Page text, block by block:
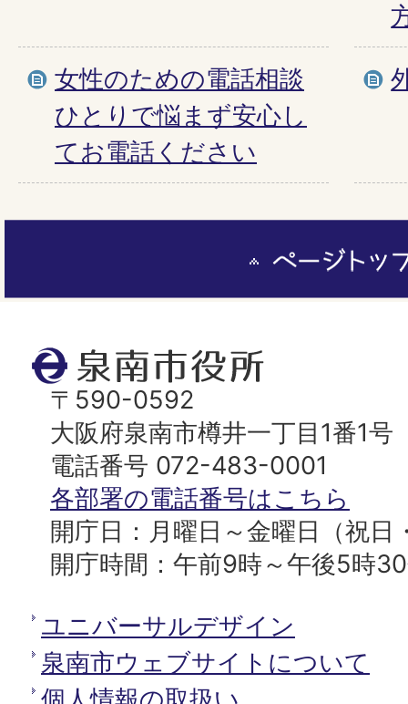
女性のための電話相談
ひとりで悩まず安心し
てお電話ください
泉
南
市
役
所
〒590-0592
大阪府泉南市樽井一丁目1番1号
電話番号 072-483-0001
各部署の電話番号はこちら
開庁日：月曜日～金曜日（祝日
開庁時間：午前9時～午後5時
ユニバーサルデザイン
泉南市ウェブサイトについて